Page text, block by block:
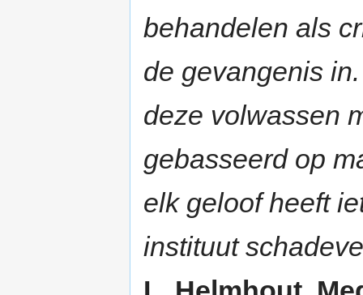
behandelen als
de gevangenis
deze volwassen
gebasseerd op
elk geloof heeft
instituut